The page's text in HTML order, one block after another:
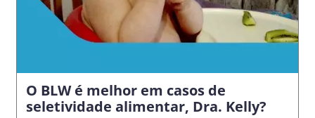
O BLW é melhor em casos de
seletividade alimentar, Dra. Kelly?